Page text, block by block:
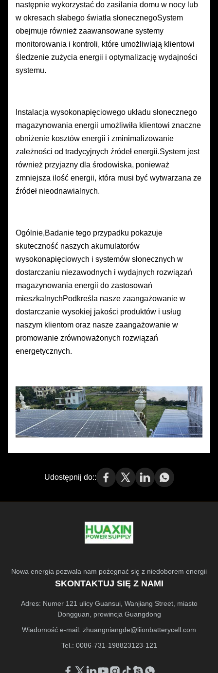
następnie wykorzystać do zasilania domu w nocy lub
w okresach słabego światła słonecznegoSystem
obejmuje również zaawansowane systemy
monitorowania i kontroli, które umożliwiają klientowi
śledzenie zużycia energii i optymalizację wydajności
systemu.
Instalacja wysokonapięciowego układu słonecznego
magazynowania energii umożliwiła klientowi znaczne
obniżenie kosztów energii i zminimalizowanie
zależności od tradycyjnych źródeł energii.System jest
również przyjazny dla środowiska, ponieważ
zmniejsza ilość energii, która musi być wytwarzana ze
źródeł nieodnawialnych.
Ogólnie,Badanie tego przypadku pokazuje
skuteczność naszych akumulatorów
wysokonapięciowych i systemów słonecznych w
dostarczaniu niezawodnych i wydajnych rozwiązań
magazynowania energii do zastosowań
mieszkalnychPodkreśla nasze zaangażowanie w
dostarczanie wysokiej jakości produktów i usług
naszym klientom oraz nasze zaangażowanie w
promowanie zrównoważonych rozwiązań
energetycznych.
Udostępnij do::
Nowa energia pozwala nam pożegnać się z niedoborem energii
SKONTAKTUJ SIĘ Z NAMI
Adres: Numer 121 ulicy Guansui, Wanjiang Street, miasto
Dongguan, prowincja Guangdong
Wiadomość e-mail: zhuangniangde@liionbatterycell.com
Tel.: 0086-731-198823123-121